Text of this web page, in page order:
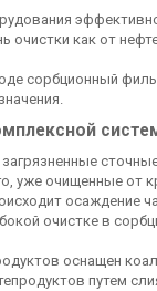
очистки как от
сорбционный
уже очищенные от
осаждение
очистке в
оснащен
путем